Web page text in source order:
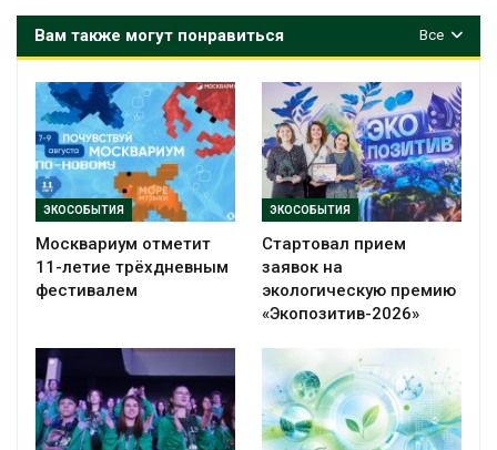
Все
Вам также могут понравиться
ЭКОСОБЫТИЯ
Москвариум отметит
11-летие трёхдневным
фестивалем
ЭКОСОБЫТИЯ
Стартовал прием
заявок на
экологическую премию
«Экопозитив-2026»